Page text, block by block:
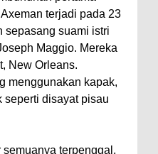
terjadi pada 23
sepasang suami istri
Maggio. Mereka
New Orleans.
menggunakan kapak,
seperti disayat pisau
terpenggal,